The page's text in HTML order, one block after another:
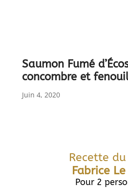
Saumon Fumé
concombre et
Juin 4, 2020
Recette
Fabrice
Pour 2